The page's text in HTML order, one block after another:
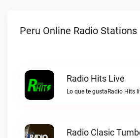
Peru Online Radio Stations
Radio Hits Live
Lo que te gustaRadio Hits
Radio Clasic